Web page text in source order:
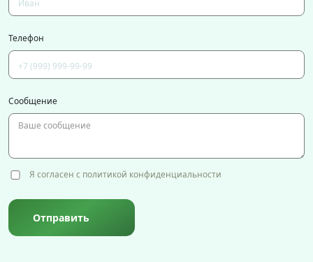
Телефон
Сообщение
Я согласен с политикой конфиденциальности
Отправить